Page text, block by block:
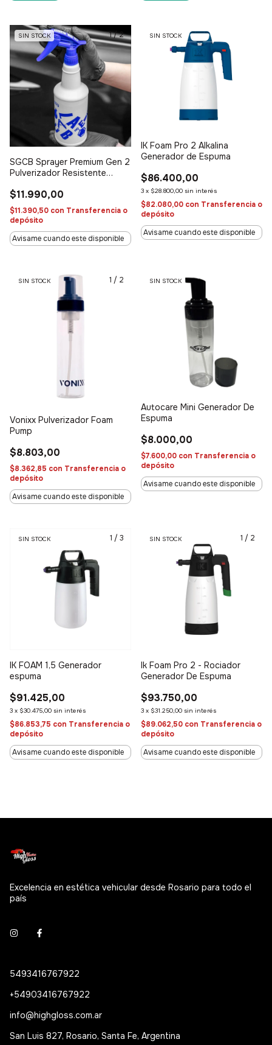
1/2
SIN STOCK
SGCB Sprayer Premium Gen 2
Pulverizador Resistente
$11.990,00
$11.390,50 con Transferencia o
depósito
Avisame cuando este disponible
SIN STOCK
IK Foam Pro 2 Alkalina
Generador de Espuma
$86.400,00
3 x $28.800,00 sin interés
$82.080,00 con Transferencia o
depósito
Avisame cuando este disponible
1 / 2
SIN STOCK
Vonixx Pulverizador Foam
Pump
$8.803,00
$8.362,85 con Transferencia o
depósito
Avisame cuando este disponible
SIN STOCK
Autocare Mini Generador De
Espuma
$8.000,00
$7.600,00 con Transferencia o
depósito
Avisame cuando este disponible
1 / 3
SIN STOCK
IK FOAM 1,5 Generador
espuma
$91.425,00
3 x $30.475,00 sin interés
$86.853,75 con Transferencia o
depósito
Avisame cuando este disponible
1 / 2
SIN STOCK
Ik Foam Pro 2 - Rociador
Generador De Espuma
$93.750,00
3 x $31.250,00 sin interés
$89.062,50 con Transferencia o
depósito
Avisame cuando este disponible
Excelencia en estética vehicular desde Rosario para todo el
país
5493416767922
+54903416767922
info@highgloss.com.ar
San Luis 827, Rosario, Santa Fe, Argentina